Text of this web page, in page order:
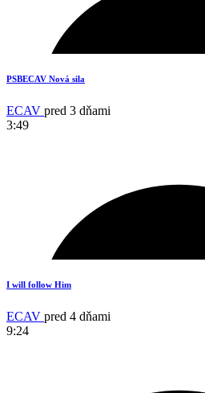
2
17
PSBECAV Nová sila
ECAV pred 3 dňami
3:49
I will follow Him
ECAV pred 4 dňami
9:24